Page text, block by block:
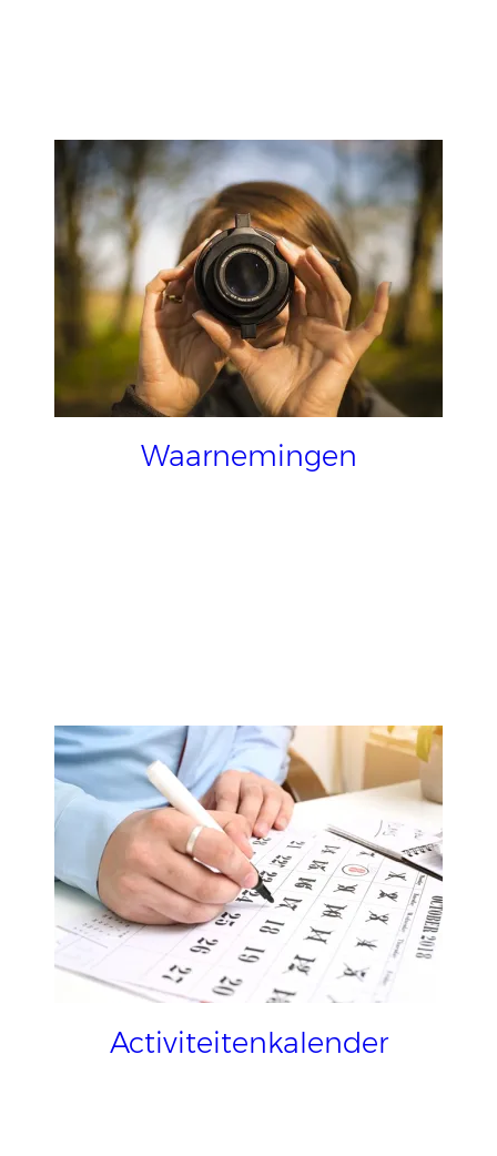
Waarnemingen
Activiteitenkalender